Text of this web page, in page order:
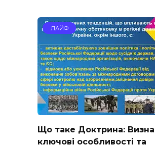
ЛАЙФ
Що таке Доктрина:
ключові особливості та